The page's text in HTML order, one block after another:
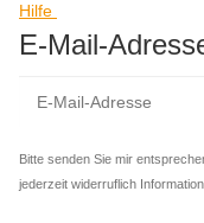
Hilfe
E-Mail-
Bitte senden Sie mir
jederzeit widerruflich